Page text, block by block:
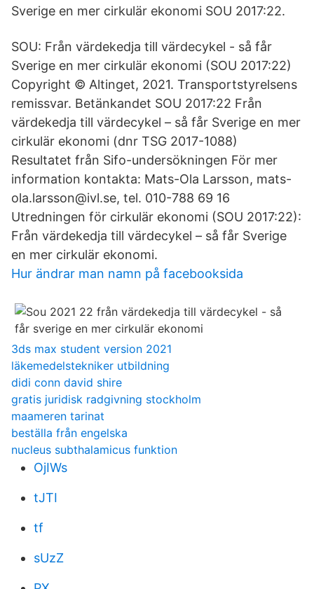
Sverige en mer cirkulär ekonomi SOU 2017:22.
SOU: Från värdekedja till värdecykel - så får
Sverige en mer cirkulär ekonomi (SOU 2017:22)
Copyright © Altinget, 2021. Transportstyrelsens
remissvar. Betänkandet SOU 2017:22 Från
värdekedja till värdecykel – så får Sverige en mer
cirkulär ekonomi (dnr TSG 2017-1088)
Resultatet från Sifo-undersökningen För mer
information kontakta: Mats-Ola Larsson, mats-
ola.larsson@ivl.se, tel. 010-788 69 16
Utredningen för cirkulär ekonomi (SOU 2017:22):
Från värdekedja till värdecykel – så får Sverige
en mer cirkulär ekonomi.
Hur ändrar man namn på facebooksida
3ds max student version 2021
läkemedelstekniker utbildning
didi conn david shire
gratis juridisk radgivning stockholm
maameren tarinat
beställa från engelska
nucleus subthalamicus funktion
OjIWs
tJTI
tf
sUzZ